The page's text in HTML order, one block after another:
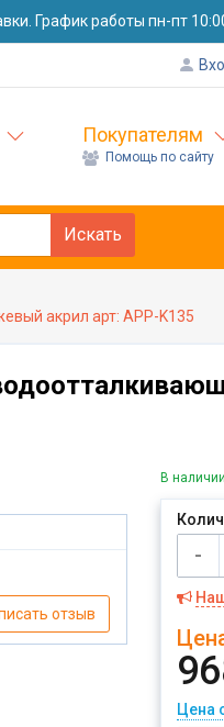
График работы пн-пт
Покупателям
Помощь по сайту
Искать
акрил арт: APP-K135
отзыв
В наличии
-
Цена